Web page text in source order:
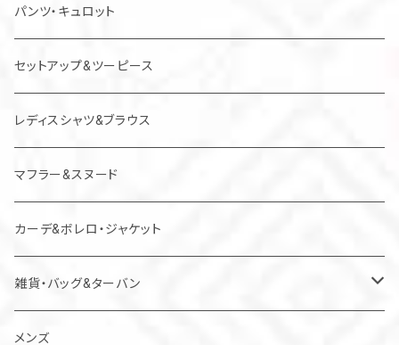
チュニック
ジャンパースカート
パンツ・キュロット
セットアップ&ツーピース
レディスシャツ&ブラウス
マフラー&スヌード
カーデ&ボレロ・ジャケット
雑貨・バッグ&ターバン
バッグ
メンズ